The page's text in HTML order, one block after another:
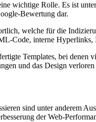
wichtige Rolle. Es ist
Bewertung dar.
welche für die
Code, interne
Templates, bei
und das Design verloren
sind unter anderem
der Web-